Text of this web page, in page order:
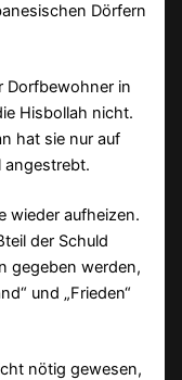
Dörfern
Dorfbewohner in
Hisbollah nicht.
hat sie nur auf
angestrebt.
wieder aufheizen.
der Schuld
gegeben werden,
und „Frieden“
nötig gewesen,